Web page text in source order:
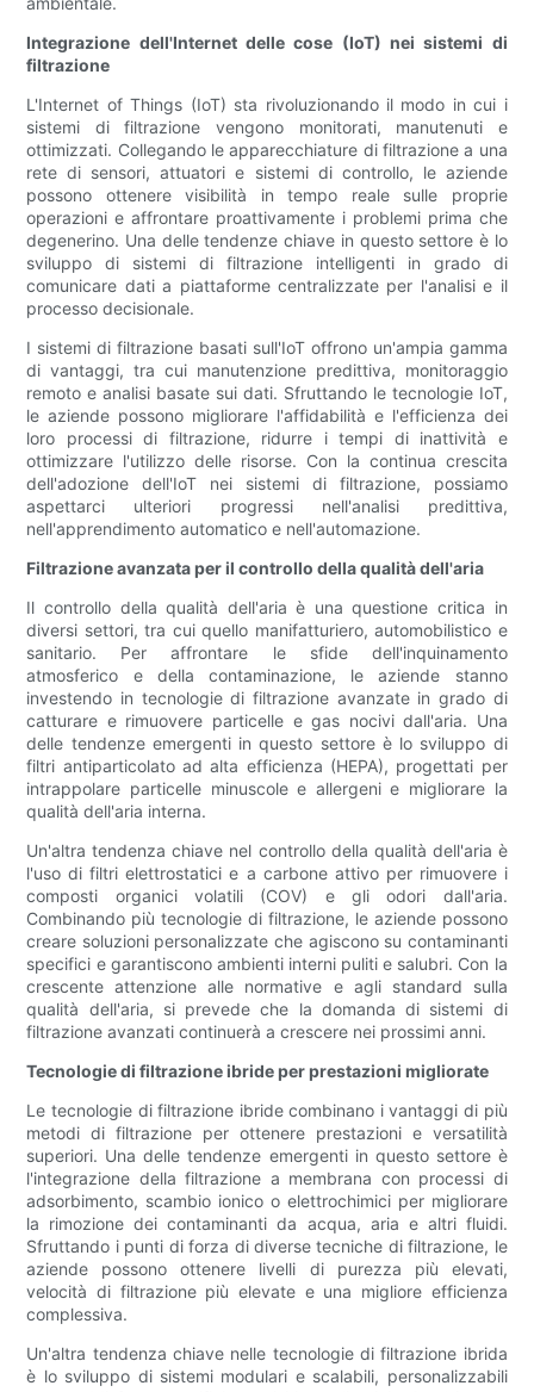
Integrazione dell'Internet delle cose (IoT) nei sistemi di
filtrazione
L'Internet of Things (IoT) sta rivoluzionando il modo in cui i
sistemi di filtrazione vengono monitorati, manutenuti e
ottimizzati. Collegando le apparecchiature di filtrazione a una
rete di sensori, attuatori e sistemi di controllo, le aziende
possono ottenere visibilità in tempo reale sulle proprie
operazioni e affrontare proattivamente i problemi prima che
degenerino. Una delle tendenze chiave in questo settore è lo
sviluppo di sistemi di filtrazione intelligenti in grado di
comunicare dati a piattaforme centralizzate per l'analisi e il
processo decisionale.
I sistemi di filtrazione basati sull'IoT offrono un'ampia gamma
di vantaggi, tra cui manutenzione predittiva, monitoraggio
remoto e analisi basate sui dati. Sfruttando le tecnologie IoT,
le aziende possono migliorare l'affidabilità e l'efficienza dei
loro processi di filtrazione, ridurre i tempi di inattività e
ottimizzare l'utilizzo delle risorse. Con la continua crescita
dell'adozione dell'IoT nei sistemi di filtrazione, possiamo
aspettarci ulteriori progressi nell'analisi predittiva,
nell'apprendimento automatico e nell'automazione.
Filtrazione avanzata per il controllo della qualità dell'aria
Il controllo della qualità dell'aria è una questione critica in
diversi settori, tra cui quello manifatturiero, automobilistico e
sanitario. Per affrontare le sfide dell'inquinamento
atmosferico e della contaminazione, le aziende stanno
investendo in tecnologie di filtrazione avanzate in grado di
catturare e rimuovere particelle e gas nocivi dall'aria. Una
delle tendenze emergenti in questo settore è lo sviluppo di
filtri antiparticolato ad alta efficienza (HEPA), progettati per
intrappolare particelle minuscole e allergeni e migliorare la
qualità dell'aria interna.
Un'altra tendenza chiave nel controllo della qualità dell'aria è
l'uso di filtri elettrostatici e a carbone attivo per rimuovere i
composti organici volatili (COV) e gli odori dall'aria.
Combinando più tecnologie di filtrazione, le aziende possono
creare soluzioni personalizzate che agiscono su contaminanti
specifici e garantiscono ambienti interni puliti e salubri. Con la
crescente attenzione alle normative e agli standard sulla
qualità dell'aria, si prevede che la domanda di sistemi di
filtrazione avanzati continuerà a crescere nei prossimi anni.
Tecnologie di filtrazione ibride per prestazioni migliorate
Le tecnologie di filtrazione ibride combinano i vantaggi di più
metodi di filtrazione per ottenere prestazioni e versatilità
superiori. Una delle tendenze emergenti in questo settore è
l'integrazione della filtrazione a membrana con processi di
adsorbimento, scambio ionico o elettrochimici per migliorare
la rimozione dei contaminanti da acqua, aria e altri fluidi.
Sfruttando i punti di forza di diverse tecniche di filtrazione, le
aziende possono ottenere livelli di purezza più elevati,
velocità di filtrazione più elevate e una migliore efficienza
complessiva.
Un'altra tendenza chiave nelle tecnologie di filtrazione ibrida
è lo sviluppo di sistemi modulari e scalabili, personalizzabili